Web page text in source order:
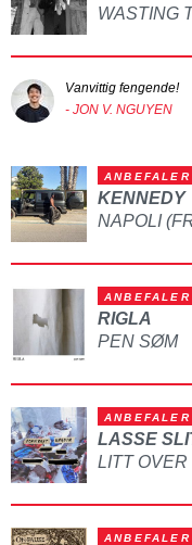
WASTING
Vanvittig fengende!
- JON V. NGUYEN
ANBEFALER
KENNEDY
ANBEFALER
RIGLA
PEN SØM
ANBEFALER
LASSE
LITT OVER
ANBEFALER